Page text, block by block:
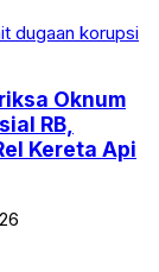
Oknum
RB,
Kereta Api